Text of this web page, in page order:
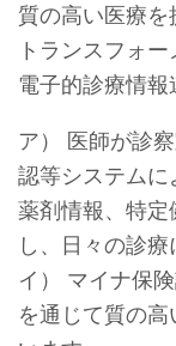
質の高い医療
トランスフォ
電子的診療情報
ア） 医師が診
認等システムに
薬剤情報、特定
し、日々の診療
イ） マイナ保
を通じて質の